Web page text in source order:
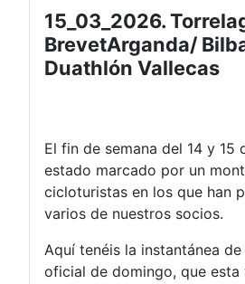
15_03_2026.
BrevetArganda/
Duathlón Vallecas
El fin de semana del 14 y 15
estado marcado por un
cicloturistas en los que han
varios de nuestros socios.
Aquí tenéis la instantánea
oficial de domingo, que esta